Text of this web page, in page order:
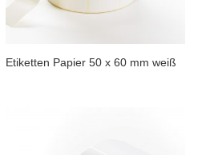
Etiketten Papier 50 x 60 mm weiß